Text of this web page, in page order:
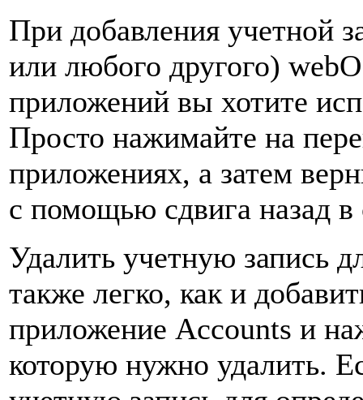
При добавления учетной
или любого другого)
приложений вы хотите
Просто нажимайте на
приложениях, а затем
с помощью сдвига назад в
Удалить учетную запись
также легко, как и
приложение Accounts и
которую нужно удалить.